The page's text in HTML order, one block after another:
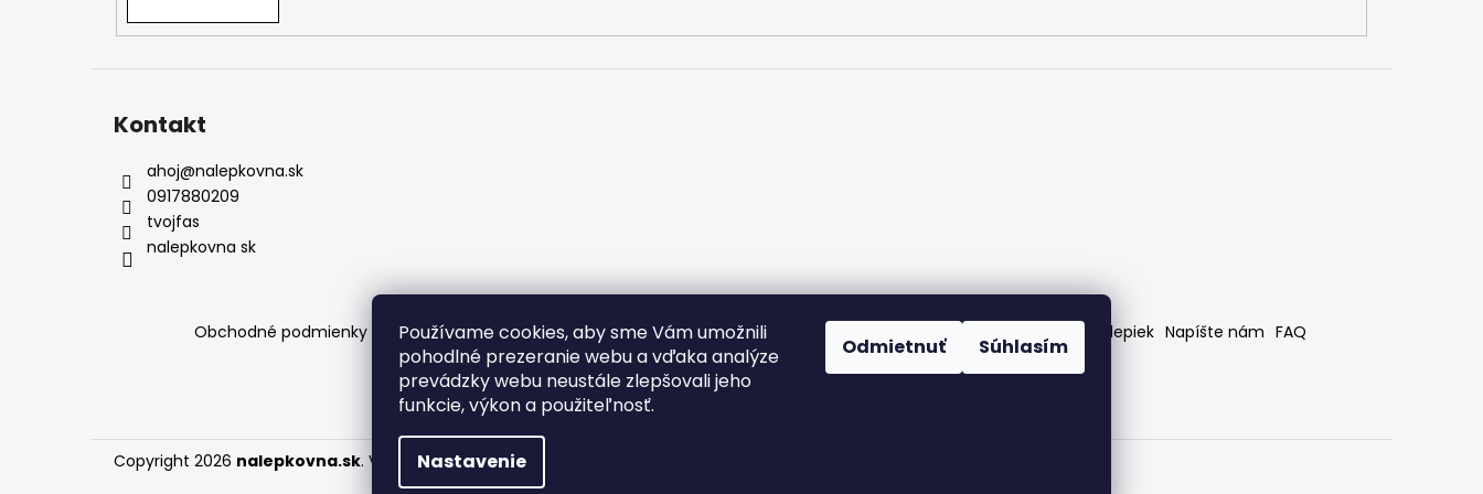
Používame cookies, aby sme Vám umožnili
pohodlné prezeranie webu a vďaka analýze
prevádzky webu neustále zlepšovali jeho
funkcie, výkon a použiteľnosť.
Nastavenie
Odmietnuť Súhlasím
podmienkach a pomôžeme vám s výberom.
Kontakt
ahoj@nalepkovna.sk
0917880209
tvojfas
nalepkovna sk
Obchodné podmienky Podmienky ochrany osobných údajov Kontakt Doprava a platba Podmienky vrátenia Bez nálepiek Napíšte nám FAQ
Nálepky na zákazku
Copyright 2026 nalepkovna.sk. Všetky práva vyhradené.